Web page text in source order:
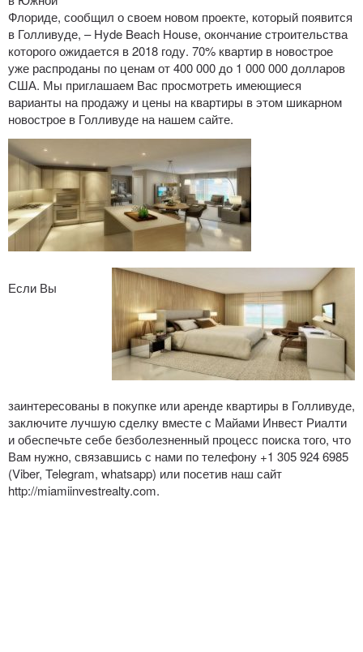
Флориде, сообщил о своем новом проекте, который появится
в Голливуде, – Hyde Beach House, окончание строительства
которого ожидается в 2018 году. 70% квартир в новострое
уже распроданы по ценам от 400 000 до 1 000 000 долларов
США. Мы приглашаем Вас просмотреть имеющиеся
варианты на продажу и цены на квартиры в этом шикарном
новострое в Голливуде на нашем сайте.
Если Вы
заинтересованы в покупке или аренде квартиры в Голливуде,
заключите лучшую сделку вместе с Майами Инвест Риалти
и обеспечьте себе безболезненный процесс поиска того, что
Вам нужно, связавшись с нами по телефону +1 305 924 6985
(Viber, Telegram, whatsapp) или посетив наш сайт
http://miamiinvestrealty.com.